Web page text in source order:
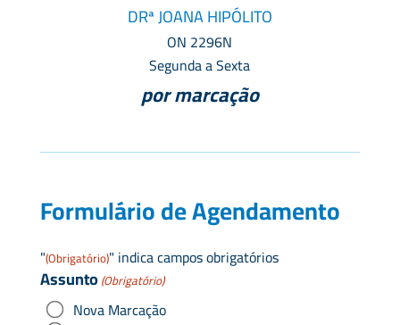
DRª JOANA HIPÓLITO
ON 2296N
Segunda a Sexta
por marcação
Formulário de Agendamento
"(Obrigatório)" indica campos obrigatórios
Assunto (Obrigatório)
Nova Marcação